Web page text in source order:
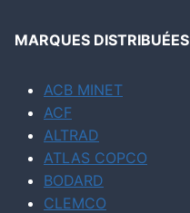
MARQUES DISTRIBUÉES
ACB MINET
ACF
ALTRAD
ATLAS COPCO
BODARD
CLEMCO